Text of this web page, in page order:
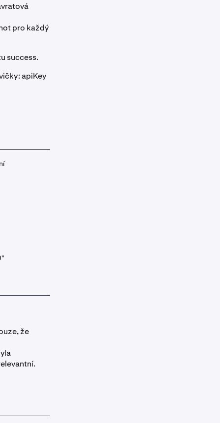
pro každý
success.
apiKey
že